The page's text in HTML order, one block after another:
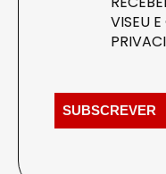
VISEU